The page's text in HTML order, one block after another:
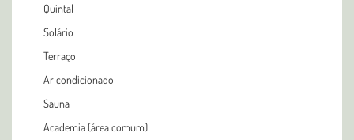
Quintal
Solário
Terraço
Ar condicionado
Sauna
Academia (área comum)